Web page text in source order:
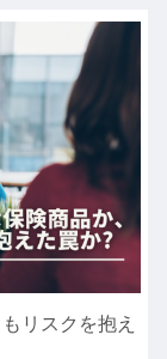
リスクを抱え